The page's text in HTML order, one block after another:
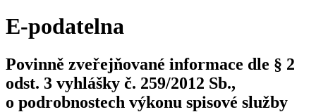
E-podatelna
Povinně zveřejňované informace dle § 2
odst. 3 vyhlášky č. 259/2012 Sb.,
o podrobnostech výkonu spisové služby